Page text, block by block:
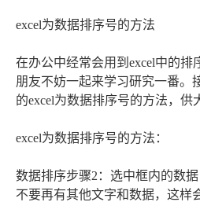
excel为数据排序号的方法
在办公中经常会用到excel中的排
朋友不妨一起来学习研究一番。
的excel为数据排序号的方法，供
excel为数据排序号的方法：
数据排序步骤2：选中框内的数
不要再有其他文字和数据，这样